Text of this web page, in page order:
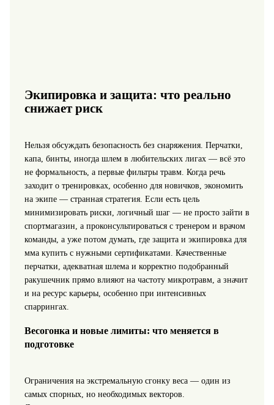
Экипировка и защита: что реально
снижает риск
Нельзя обсуждать безопасность без снаряжения. Перчатки,
капа, бинты, иногда шлем в любительских лигах — всё это
не формальность, а первые фильтры травм. Когда речь
заходит о тренировках, особенно для новичков, экономить
на экипе — странная стратегия. Если есть цель
минимизировать риски, логичный шаг — не просто зайти в
спортмагазин, а проконсультироваться с тренером и врачом
команды, а уже потом думать, где защита и экипировка для
мма купить с нужными сертификатами. Качественные
перчатки, адекватная шлема и корректно подобранный
ракушечник прямо влияют на частоту микротравм, а значит
и на ресурс карьеры, особенно при интенсивных
спаррингах.
Весогонка и новые лимиты: что меняется в
подготовке
Ограничения на экстремальную сгонку веса — один из
самых спорных, но необходимых векторов.